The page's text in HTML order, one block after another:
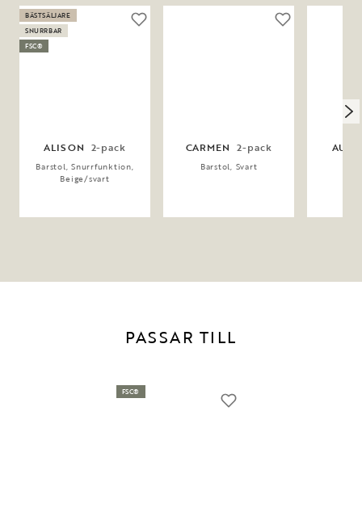
ALISON 2-pack
Barstol, Snurrfunktion,
Beige/svart
BÄSTSÄLJARE
SNURRBAR
FSC®
CARMEN 2-pack
Barstol, Svart
PASSAR TILL
FSC®